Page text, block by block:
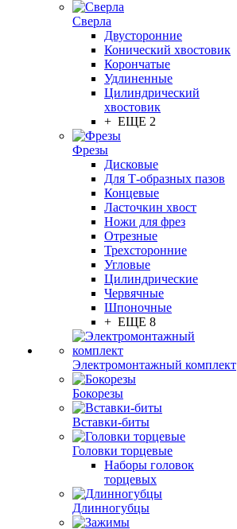
Сверла
Двусторонние
Конический хвостовик
Корончатые
Удлиненные
Цилиндрический
хвостовик
+ ЕЩЕ 2
Фрезы
Дисковые
Для Т-образных пазов
Концевые
Ласточкин хвост
Ножи для фрез
Отрезные
Трехсторонние
Угловые
Цилиндрические
Червячные
Шпоночные
+ ЕЩЕ 8
Электромонтажный комплект
Бокорезы
Вставки-биты
Головки торцевые
Наборы головок
торцевых
Длинногубцы